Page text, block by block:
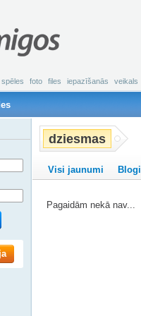
spēles foto files iepazīšanās veikals
dziesmas
Visi jaunumi Blogi
Pagaidām nekā nav...